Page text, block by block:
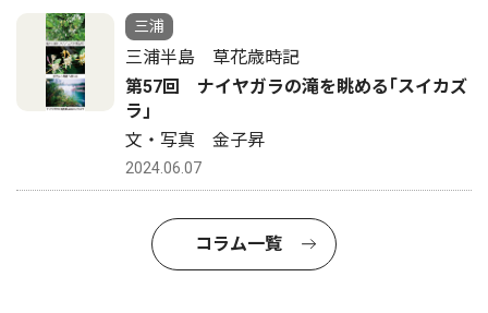
三浦
三浦半島 草花歳時記
第57回 ナイヤガラの滝を眺める｢スイカズ
ラ｣
文・写真 金子昇
2024.06.07
コラム一覧